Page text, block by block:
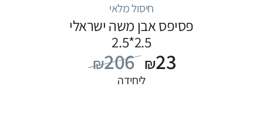
חיסול מלאי
פסיפס אבן משה ישראלי
2.5*2.5
₪206 ₪23
ליחידה